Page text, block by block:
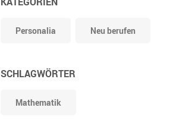
Personalia Neu berufen
SCHLAGWÖRTER
Mathematik